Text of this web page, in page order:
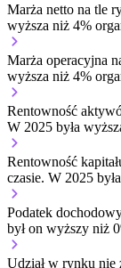
Marża netto na tle
wyższa niż 4%
Marża operacyjna
wyższa niż 4%
Rentowność
W 2025 była
Rentowność
czasie. W 2025
Podatek
był on wyższy niż
Udział w rynku nie